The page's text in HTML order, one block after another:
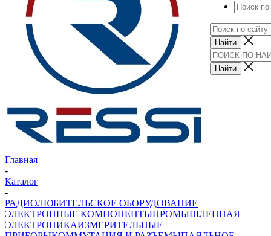
Главная
-
Каталог
-
РАДИОЛЮБИТЕЛЬСКОЕ ОБОРУДОВАНИЕ
ЭЛЕКТРОННЫЕ КОМПОНЕНТЫПРОМЫШЛЕННАЯ
ЭЛЕКТРОНИКАИЗМЕРИТЕЛЬНЫЕ